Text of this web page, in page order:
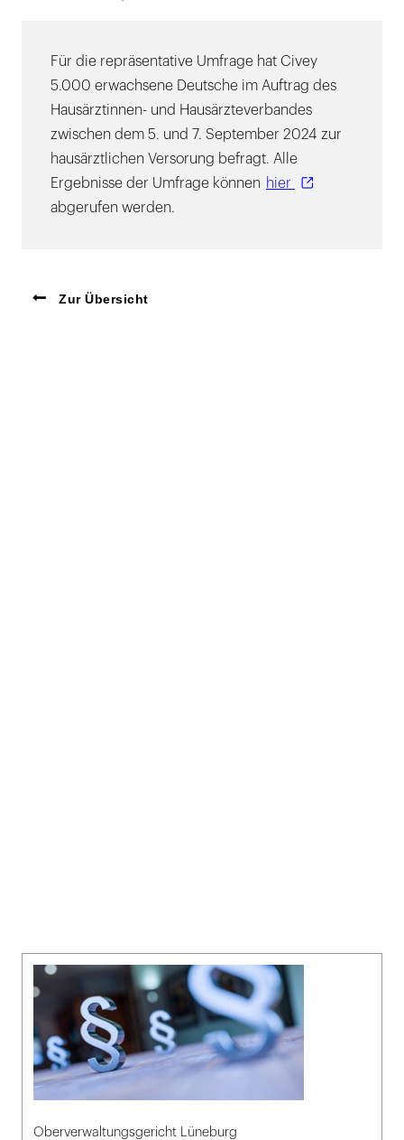
Für die repräsentative Umfrage hat Civey
5.000 erwachsene Deutsche im Auftrag des
Hausärztinnen- und Hausärzteverbandes
zwischen dem 5. und 7. September 2024 zur
hausärztlichen Versorung befragt. Alle
Ergebnisse der Umfrage können hier
abgerufen werden.
Zur Übersicht
Oberverwaltungsgericht Lüneburg